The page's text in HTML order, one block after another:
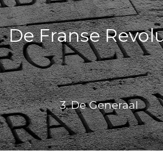
De Franse
3. De Generaal